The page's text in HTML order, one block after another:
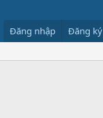
Đăng nhập Đăng ký